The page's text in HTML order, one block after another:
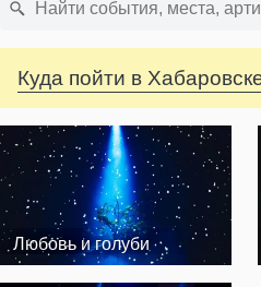
Куда пойти в
Любовь и голуби